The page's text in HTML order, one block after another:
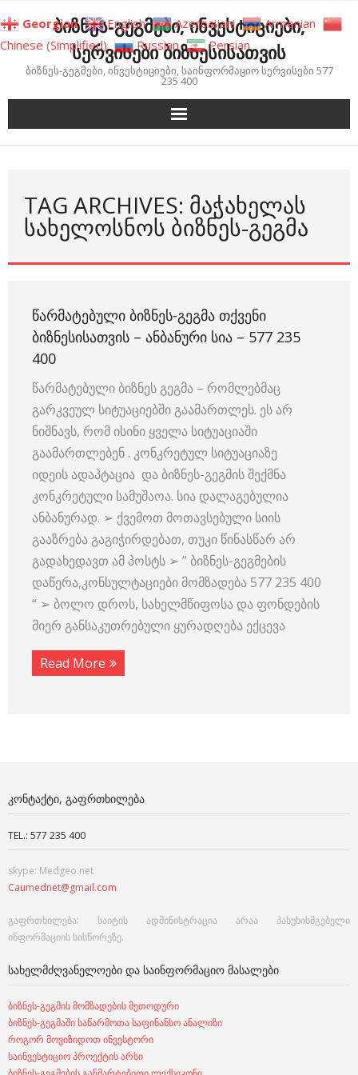
to
content
ბიზნეს-გეგმები, ინვესტიციები,
სერვისები ბიზნესისათვის
ბიზნეს-გეგმები, ინვესტიციები, საინფორმაციო სერვისები 577
235 400
TAG ARCHIVES: ᲛᲐᲭᲐᲮᲔᲚᲐᲡ
ᲡᲐᲮᲔᲚᲝᲡᲜᲝᲡ ᲑᲘᲖᲜᲔᲡ-ᲒᲔᲒᲛᲐ
ᲬᲐᲠᲛᲐᲢᲔᲑᲣᲚᲘ ᲑᲘᲖᲜᲔᲡ-ᲒᲔᲒᲛᲐ ᲗᲥᲕᲔᲜᲘ
ᲑᲘᲖᲜᲔᲡᲘᲡᲐᲗᲕᲘᲡ – ᲐᲜᲑᲐᲜᲣᲠᲘ ᲡᲘᲐ – 577 235
400
წარმატებული ბიზნეს გეგმა – რომლებმაც
გარკვეულ სიტუაციებში გაამართლეს. ეს არ
ნიშნავს, რომ ისინი ყველა სიტუაციაში
გაამართლებენ . კონკრეტულ სიტუაციაზე
იდეის ადაპტაცია და ბიზნეს-გეგმის შექმნა
კონკრეტული სამუშაოა. სია დალაგებულია
ანბანურად. ➢ ქვემოთ მოთავსებული სიის
გააზრება გაგიჭირდებათ, თუკი წინასწარ არ
გადახედავთ ამ პოსტს ➢ ” ბიზნეს-გეგმების
დაწერა,კონსულტაციები მომზადება 577 235 400
“ ➢ ბოლო დროს, სახელმწიფოსა და ფონდების
მიერ განსაკუთრებული ყურადღება ექცევა
Read More
ᲙᲝᲜᲢᲐᲥᲢᲘ, ᲒᲐᲤᲠᲗᲮᲘᲚᲔᲑᲐ
TEL.: 577 235 400
skype: Medgeo.net
Caumednet@gmail.com
გაფრთხილება: საიტის ადმინისტრაცია არაა პასუხისმგებელი
ინფორმაციის სისწორეზე.
ᲡᲐᲮᲔᲚᲛᲫᲦᲕᲐᲜᲔᲚᲝᲔᲑᲘ ᲓᲐ ᲡᲐᲘᲜᲤᲝᲠᲛᲐᲪᲘᲝ ᲛᲐᲡᲐᲚᲔᲑᲘ
ბიზნეს-გეგმის მომზადების მეთოდური
ბიზნეს-გეგმაში საწარმოთა საფინანსო ანალიზი
როგორ მოვიზიდოთ ინვესტორი
საინვესტიციო პროექტის არსი
Georgian English Azerbaijani
Armenian
Chinese (Simplified)
Russian Persian